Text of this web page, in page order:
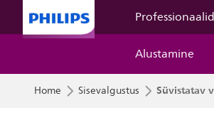
Alustamine
Home Sisevalgustus Süvistatav